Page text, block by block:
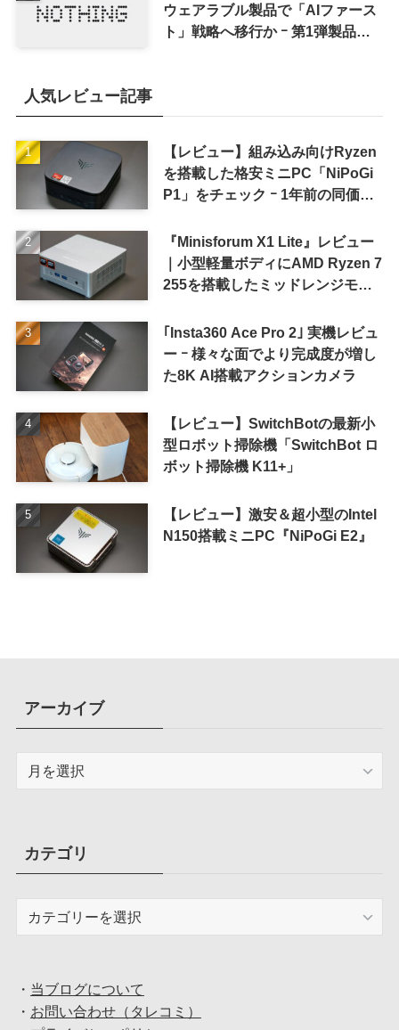
ウェアラブル製品で「AIファース
ト」戦略へ移行か ｰ 第1弾製品は
人気レビュー記事
【レビュー】組み込み向けRyzen
を搭載した格安ミニPC「NiPoGi
P1」をチェック ｰ 1年前の同価格
『Minisforum X1 Lite』レビュー
｜小型軽量ボディにAMD Ryzen 7
255を搭載したミッドレンジモデ
｢Insta360 Ace Pro 2｣ 実機レビュ
ー ｰ 様々な面でより完成度が増し
た8K AI搭載アクションカメラ
【レビュー】SwitchBotの最新小
型ロボット掃除機「SwitchBot ロ
ボット掃除機 K11+」
【レビュー】激安＆超小型のIntel
N150搭載ミニPC『NiPoGi E2』
アーカイブ
ブカテゴリ
・ 当ブログについて
・ お問い合わせ（タレコミ）